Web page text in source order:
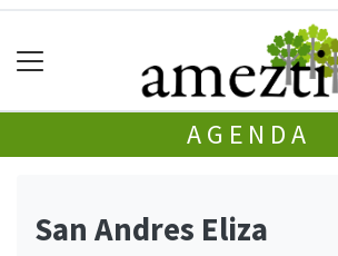
AGENDA
San Andres Eliza